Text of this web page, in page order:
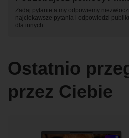
Zadaj pytanie a my odpowiemy
najciekawsze pytania i odpowiedzi
dla innych.
Ostatnio
przez Ciebie